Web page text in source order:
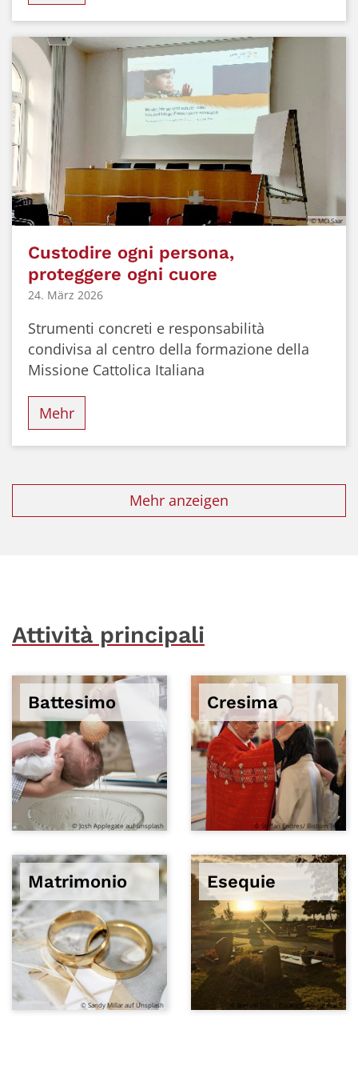
© MCI Saar
Custodire ogni persona,
proteggere ogni cuore
24. März 2026
Strumenti concreti e responsabilità
condivisa al centro della formazione della
Missione Cattolica Italiana
Mehr
Mehr anzeigen
Attività principali
Battesimo
© Josh Applegate auf unsplash
Cresima
© Stefan Endres/ Bistum Trier
Matrimonio
© Sandy Millar auf Unsplash
Esequie
© Bistum Trier / Elisabeth Lauderbach